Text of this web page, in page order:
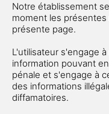
Notre établissement
moment les
présente page.
L'utilisateur s'engage
information pouvant
pénale et s'engage à
des informations
diffamatoires.